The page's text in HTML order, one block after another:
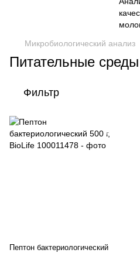
Микробиологический анализ
Питательные среды
Фильтр
Пептон бактериологический